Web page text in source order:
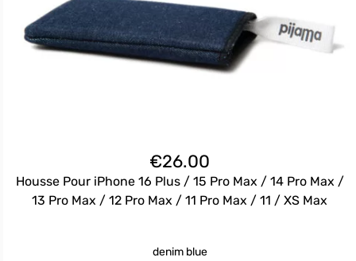
€26.00
Housse Pour iPhone 16 Plus / 15 Pro Max / 14 Pro Max /
13 Pro Max / 12 Pro Max / 11 Pro Max / 11 / XS Max
denim blue